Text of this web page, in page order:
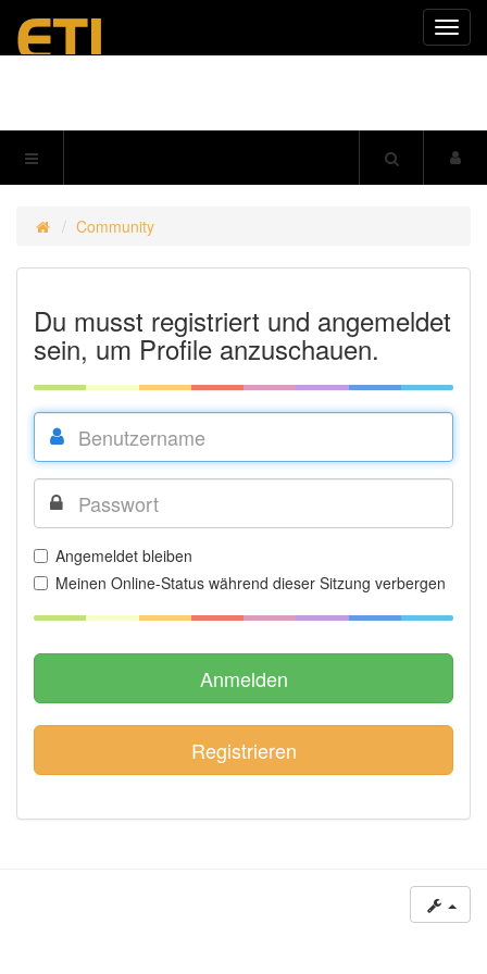
Community
Du musst registriert und angemeldet
sein, um Profile anzuschauen.
Angemeldet bleiben
Meinen Online-Status während dieser Sitzung verbergen
Registrieren